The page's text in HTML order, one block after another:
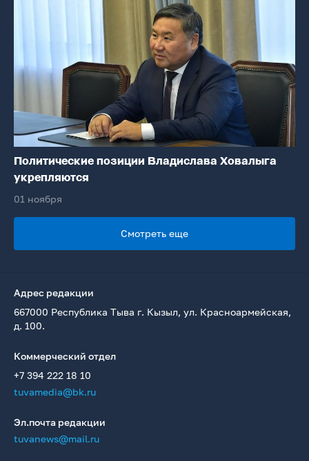
Политические позиции Владислава Ховалыга
укрепляются
01 ноября
Смотреть еще
Адрес редакции
667000 Республика Тыва г. Кызыл, ул. Красноармейская,
д. 100.
Коммерческий отдел
+7 394 222 18 10
tuvamedia@bk.ru
Эл.почта редакции
tuvanews@mail.ru